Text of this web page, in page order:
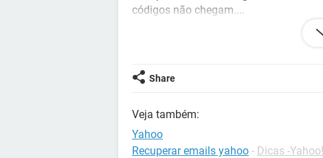
códigos não chegam....
Pra acessar a conta pelo navegador
Não consigo encontrar central de
O que faço?
Grata
Share
Veja também:
Yahoo
Recuperar emails yahoo - Dicas -Yahoo!